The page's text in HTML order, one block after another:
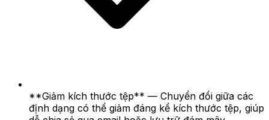
**Giảm kích thước tệp** — Chuyển đổi giữa các
định dạng có thể giảm đáng kể kích thước tệp, giúp